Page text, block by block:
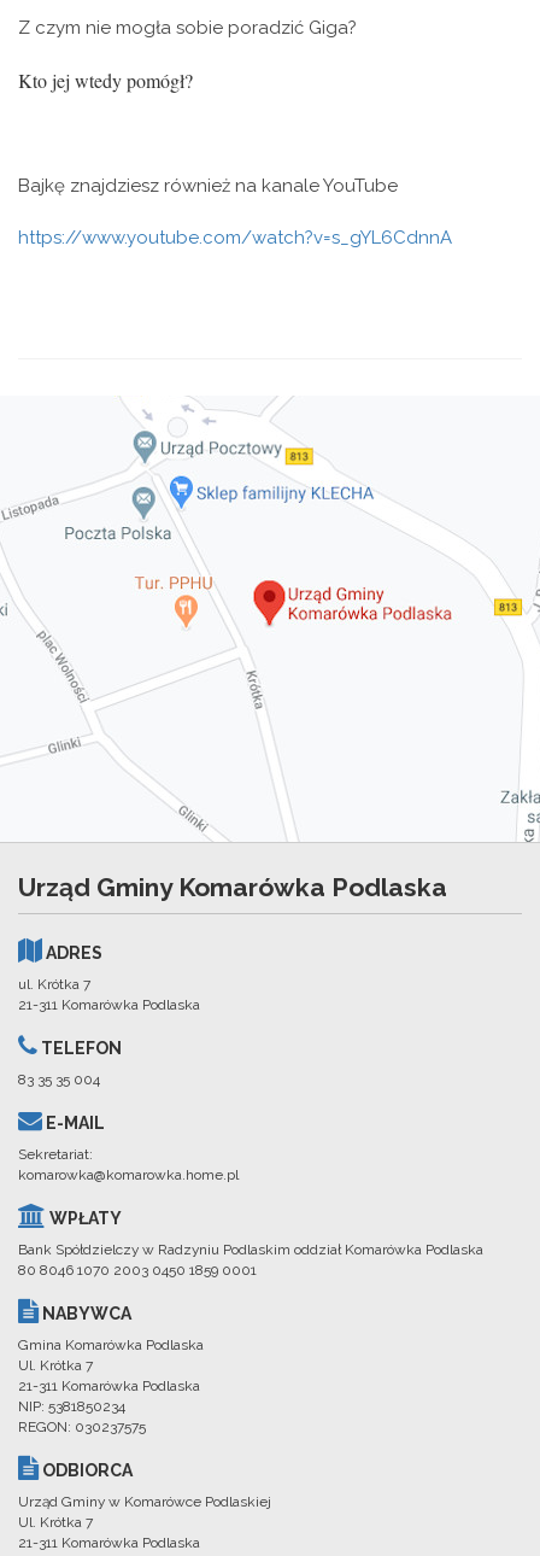
Z czym nie mogła sobie poradzić Giga?
Kto jej wtedy pomógł?
Bajkę znajdziesz również na kanale YouTube
https://www.youtube.com/watch?v=s_gYL6CdnnA
Urząd Gminy Komarówka Podlaska
ADRES
ul. Krótka 7
21-311 Komarówka Podlaska
TELEFON
83 35 35 004
E-MAIL
Sekretariat:
komarowka@komarowka.home.pl
WPŁATY
Bank Spółdzielczy w Radzyniu Podlaskim oddział Komarówka Podlaska
80 8046 1070 2003 0450 1859 0001
NABYWCA
Gmina Komarówka Podlaska
Ul. Krótka 7
21-311 Komarówka Podlaska
NIP: 5381850234
REGON: 030237575
ODBIORCA
Urząd Gminy w Komarówce Podlaskiej
Ul. Krótka 7
21-311 Komarówka Podlaska